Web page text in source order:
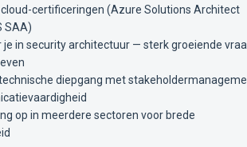
cloud-certificeringen (Azure Solutions Architect
SAA)
je in security architectuur — sterk groeiende
diepgang met
op in meerdere sectoren voor brede